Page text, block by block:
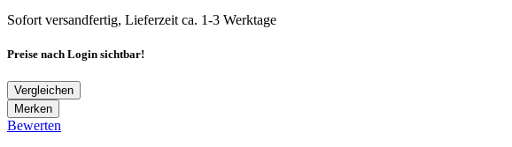
Sofort versandfertig, Lieferzeit ca. 1-3 Werktage
Preise nach Login sichtbar!
Vergleichen
Merken
Bewerten